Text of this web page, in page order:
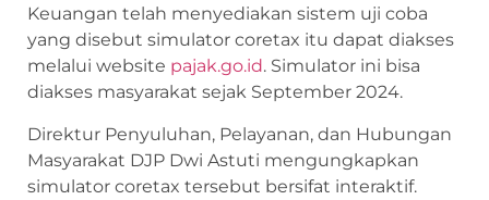
Keuangan telah menyediakan sistem uji coba
yang disebut simulator coretax itu dapat diakses
melalui website pajak.go.id. Simulator ini bisa
diakses masyarakat sejak September 2024.
Direktur Penyuluhan, Pelayanan, dan Hubungan
Masyarakat DJP Dwi Astuti mengungkapkan
simulator coretax tersebut bersifat interaktif.